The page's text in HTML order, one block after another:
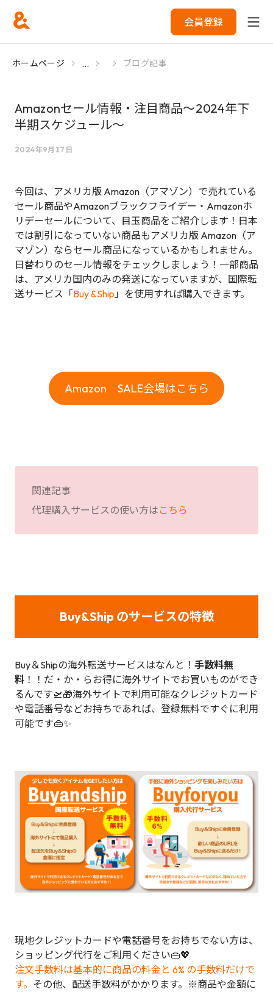
会員登録
ホームページ ... ブログ記事
Amazonセール情報・注目商品〜2024年下
半期スケジュール〜
2024年9月17日
今回は、アメリカ版 Amazon（アマゾン）で売れている
セール商品やAmazonブラックフライデー・Amazonホ
リデーセールについて、目玉商品をご紹介します！日本
では割引になっていない商品もアメリカ版 Amazon（ア
マゾン）ならセール商品になっているかもしれません。
日替わりのセール情報をチェックしましょう！一部商品
は、アメリカ国内のみの発送になっていますが、国際転
送サービス「Buy &Ship」を使用すれば購入できます。
Amazon SALE会場はこちら
関連記事
代理購入サービスの使い方は こちら
Buy&Ship のサービスの特徴
Buy＆Shipの海外転送サービスはなんと！ 手数料無
料 ！！だ・か・らお得に海外サイトでお買いものができ
るんです🛫🎁海外サイトで利用可能なクレジットカード
や電話番号などお持ちであれば、登録無料ですぐに利用
可能です👜✨
現地クレジットカードや電話番号をお持ちでない方は、
ショッピング代行をご利用ください👜💖
注文手数料は基本的に商品の料金と 6% の手数料だけで
す。 その他、配送手数料がかかります。※商品や金額に